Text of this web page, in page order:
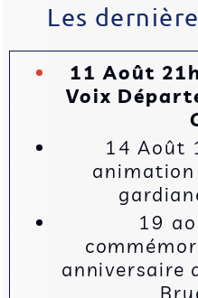
Les
11 Août
Voix
14 Août
19
anniversaire